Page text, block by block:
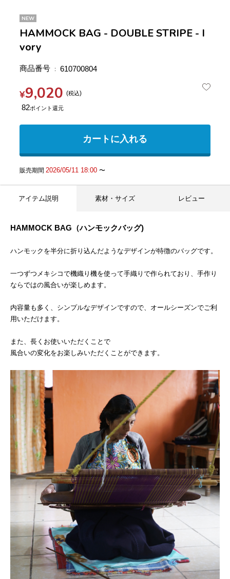
NEW
HAMMOCK BAG - DOUBLE STRIPE - I
vory
商品番号 610700804
¥9,020 税込
82
カートに入れる
販売期間 2026/05/11 18:00〜
アイテム説明 素材・サイズ レビュー
HAMMOCK BAG（ハンモックバッグ)
ハンモックを半分に折り込んだようなデザインが特徴のバッグです。
一つずつメキシコで機織り機を使って手織りで作られており、手作り
ならではの風合いが楽しめます。
内容量も多く、シンプルなデザインですので、オールシーズンでご利
用いただけます。
また、長くお使いいただくことで
風合いの変化をお楽しみいただくことができます。